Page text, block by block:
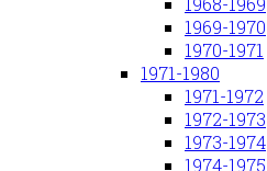
1969-1970
1970-1971
1971-1980
1971-1972
1972-1973
1973-1974
1974-1975